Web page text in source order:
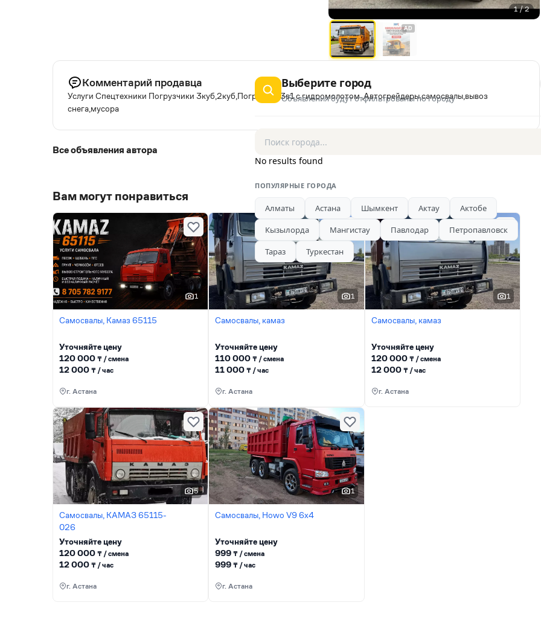
1 / 2
AD
Комментарий продавца
Услуги Спецтехники Погрузчики 3куб,2куб,Погрузчик 3в1 с гидромолотом ,Автогрейдеры,самосвалы,вывоз
снега,мусора
Все объявления автора
Вам могут понравиться
1
Самосвалы, Камаз 65115
Уточняйте цену
120 000 ₸ / сменa
12 000 ₸ / час
г. Астана
1
Самосвалы, камаз
Уточняйте цену
110 000₸ / сменa
11 000₸ / час
г. Астана
1
Самосвалы, камаз
Уточняйте цену
120 000 ₸ / сменa
12 000 ₸ / час
г. Астана
5
Самосвалы, КАМАЗ 65115-
026
Уточняйте цену
120 000 ₸ / сменa
12 000 ₸ / час
г. Астана
1
Самосвалы, Howo V9 6х4
Уточняйте цену
999₸ / сменa
999₸ / час
г. Астана
Выберите город
Объявления будут отфильтрованы по городу
No results found
ПОПУЛЯРНЫЕ ГОРОДА
Алматы Астана Шымкент Актау
Актобе
Кызылорда
Мангистау Павлодар
Петропавловск
Тараз
Туркестан